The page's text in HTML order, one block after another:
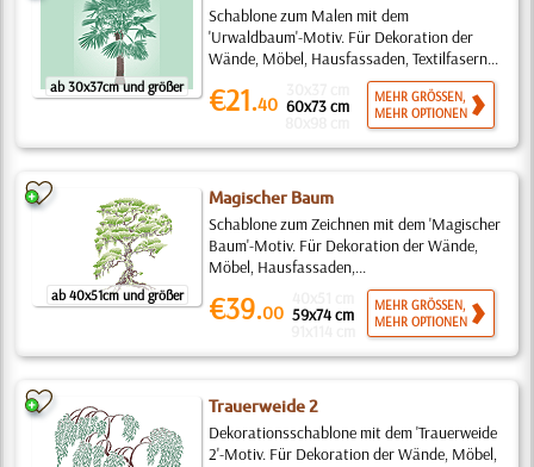
ab 30x37cm und größer
Schablone zum Malen mit dem
'Urwaldbaum'-Motiv. Für Dekoration der
Wände, Möbel, Hausfassaden, Textilfasern...
€21.40 60x73 cm
MEHR GRÖSSEN,
MEHR OPTIONEN
ab 40x51cm und größer
Magischer Baum
Schablone zum Zeichnen mit dem 'Magischer
Baum'-Motiv. Für Dekoration der Wände,
Möbel, Hausfassaden,...
€39.00 59x74 cm
MEHR GRÖSSEN,
MEHR OPTIONEN
Trauerweide 2
Dekorationsschablone mit dem 'Trauerweide
2'-Motiv. Für Dekoration der Wände, Möbel,